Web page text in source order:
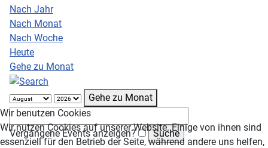
Nach Jahr
Nach Monat
Nach Woche
Heute
Gehe zu Monat
Gehe zu Monat
Vergangene Events anzeigen?
Wir benutzen Cookies
Wir nutzen Cookies auf unserer Website. Einige von ihnen sind
essenziell für den Betrieb der Seite, während andere uns helfen,